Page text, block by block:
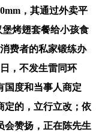
，其通过外卖平
烤翅套餐给小孩食
费者的私家锻练办
，不发生雷同环
国度和当事人商定
定的，立行立改；依
会赞扬，正在陈先生